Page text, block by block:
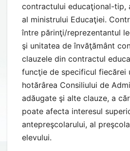
contractului educaţional-tip,
al ministrului Educaţiei.
între părinţi/reprezentantul
şi unitatea de învăţământ
clauzele din contractul
funcţie de specificul fiecărei
hotărârea Consiliului de
adăugate şi alte clauze, a
poate afecta interesul
antepreşcolarului, al
elevului.